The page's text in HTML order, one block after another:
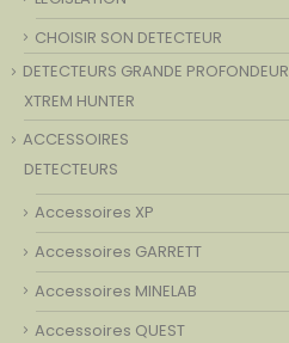
CHOISIR SON DETECTEUR
DETECTEURS GRANDE PROFONDEUR
XTREM HUNTER
ACCESSOIRES
DETECTEURS
Accessoires XP
Accessoires GARRETT
Accessoires MINELAB
Accessoires QUEST